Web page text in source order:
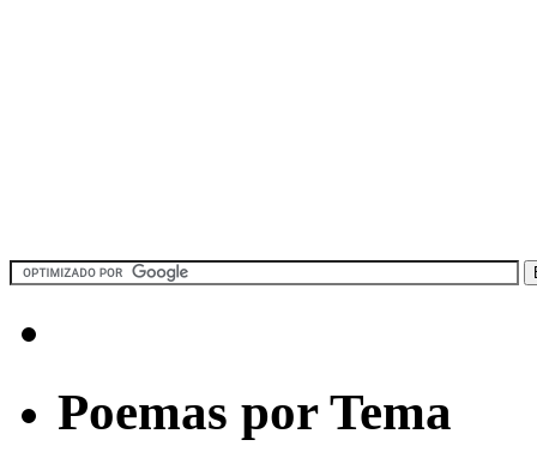
Poemas por Tema